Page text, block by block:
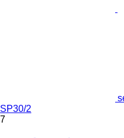
SP30/2
7